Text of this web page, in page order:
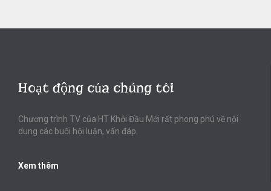
Hoạt động của chúng tôi
Chương trình TV của HT Khởi Đầu Mới rất phong phú về nội
dung các buổi hội luận, vấn đáp.
Xem thêm